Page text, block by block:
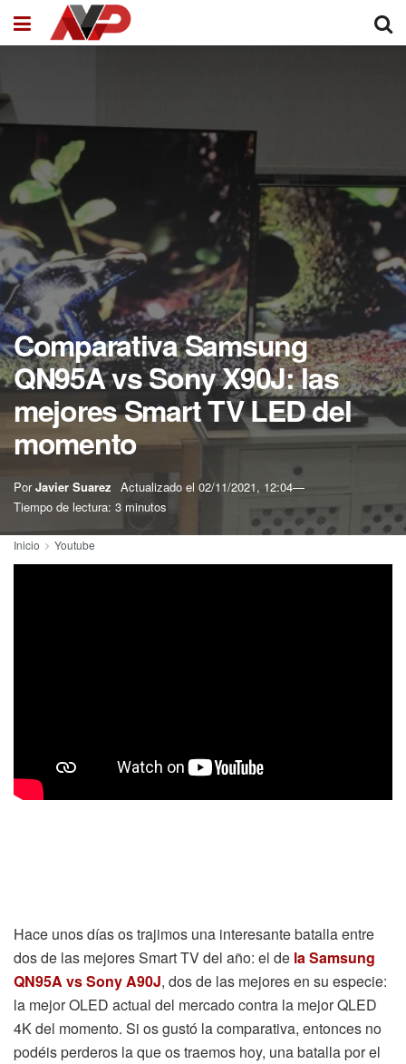
Comparativa Samsung
QN95A vs Sony X90J: las
mejores Smart TV LED del
momento
Por Javier Suarez Actualizado el 02/11/2021, 12:04
Tiempo de lectura: 3 minutos
Inicio Youtube
Hace unos días os trajimos una interesante batalla entre
dos de las mejores Smart TV del año: el de la Samsung
QN95A vs Sony A90J, dos de las mejores en su especie:
la mejor OLED actual del mercado contra la mejor QLED
4K del momento. Si os gustó la comparativa, entonces no
podéis perderos la que os traemos hoy, una batalla por el